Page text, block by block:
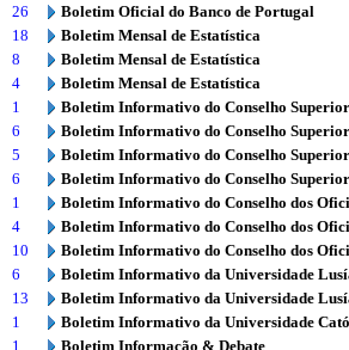
26
Boletim Oficial do Banco de Portugal
18
Boletim Mensal de Estatística
8
Boletim Mensal de Estatística
4
Boletim Mensal de Estatística
1
Boletim Informativo do Conselho
6
Boletim Informativo do Conselho
5
Boletim Informativo do Conselho
6
Boletim Informativo do Conselho
1
Boletim Informativo do Conselho dos
4
Boletim Informativo do Conselho dos
10
Boletim Informativo do Conselho dos
6
Boletim Informativo da Universidade
13
Boletim Informativo da Universidade
1
Boletim Informativo da Universidade
1
Boletim Informação & Debate